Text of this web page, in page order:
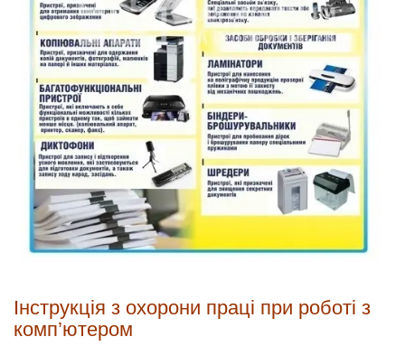
Інструкція з охорони праці при роботі з
комп’ютером